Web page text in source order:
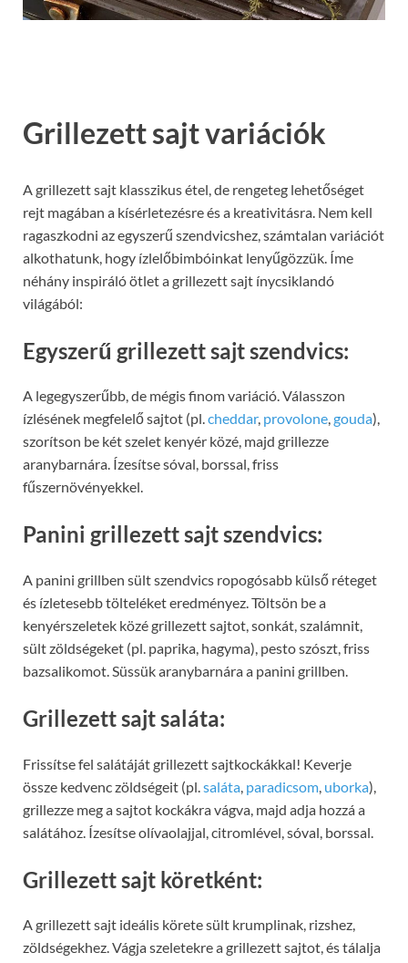
Grillezett sajt variációk
A grillezett sajt klasszikus étel, de rengeteg lehetőséget
rejt magában a kísérletezésre és a kreativitásra. Nem kell
ragaszkodni az egyszerű szendvicshez, számtalan variációt
alkothatunk, hogy ízlelőbimbóinkat lenyűgözzük. Íme
néhány inspiráló ötlet a grillezett sajt ínycsiklandó
világából:
Egyszerű grillezett sajt szendvics:
A legegyszerűbb, de mégis finom variáció. Válasszon
ízlésének megfelelő sajtot (pl.cheddar, provolone,gouda),
szorítson be két szelet kenyér közé, majd grillezze
aranybarnára. Ízesítse sóval, borssal, friss
fűszernövényekkel.
Panini grillezett sajt szendvics:
A panini grillben sült szendvics ropogósabb külső réteget
és ízletesebb tölteléket eredményez. Töltsön be a
kenyérszeletek közé grillezett sajtot, sonkát, szalámnit,
sült zöldségeket (pl. paprika, hagyma), pesto szószt, friss
bazsalikomot. Süssük aranybarnára a panini grillben.
Grillezett sajt saláta:
Frissítse fel salátáját grillezett sajtkockákkal! Keverje
össze kedvenc zöldségeit (pl. saláta paradicsom uborka),
grillezze meg a sajtot kockákra vágva, majd adja hozzá a
salátához. Ízesítse olívaolajjal, citromlével, sóval, borssal.
Grillezett sajt köretként:
A grillezett sajt ideális körete sült krumplinak, rizshez,
zöldségekhez. Vágja szeletekre a grillezett sajtot, és tálalja